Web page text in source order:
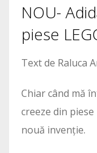
NOU-
piese
Text de Raluca
Chiar când mă
creeze din piese
nouă invenție.